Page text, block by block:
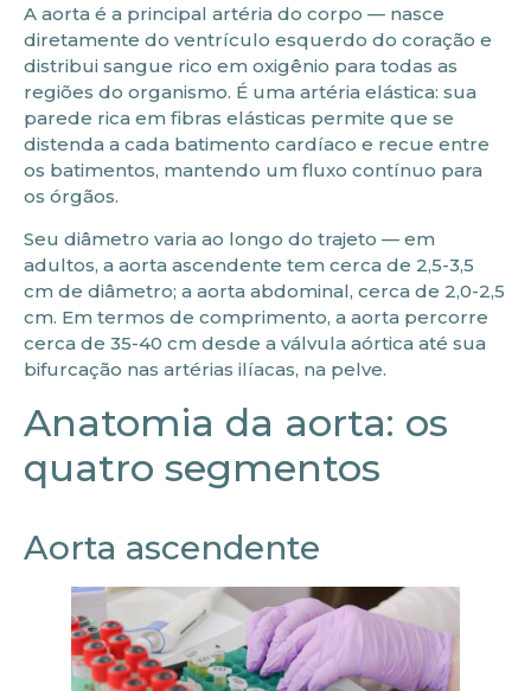
A aorta é a principal artéria do corpo — nasce
diretamente do ventrículo esquerdo do coração e
distribui sangue rico em oxigênio para todas as
regiões do organismo. É uma artéria elástica: sua
parede rica em fibras elásticas permite que se
distenda a cada batimento cardíaco e recue entre
os batimentos, mantendo um fluxo contínuo para
os órgãos.
Seu diâmetro varia ao longo do trajeto — em
adultos, a aorta ascendente tem cerca de 2,5-3,5
cm de diâmetro; a aorta abdominal, cerca de 2,0-2,5
cm. Em termos de comprimento, a aorta percorre
cerca de 35-40 cm desde a válvula aórtica até sua
bifurcação nas artérias ilíacas, na pelve.
Anatomia da aorta: os
quatro segmentos
Aorta ascendente